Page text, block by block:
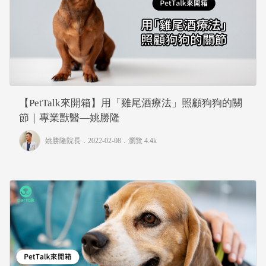
【PetTalk來開箱】用「雞尾酒療法」照顧狗狗的關
節｜專業獸醫—姚勝隆
姚勝隆院長 ．2022-02-08． 瀏覽 4.4k